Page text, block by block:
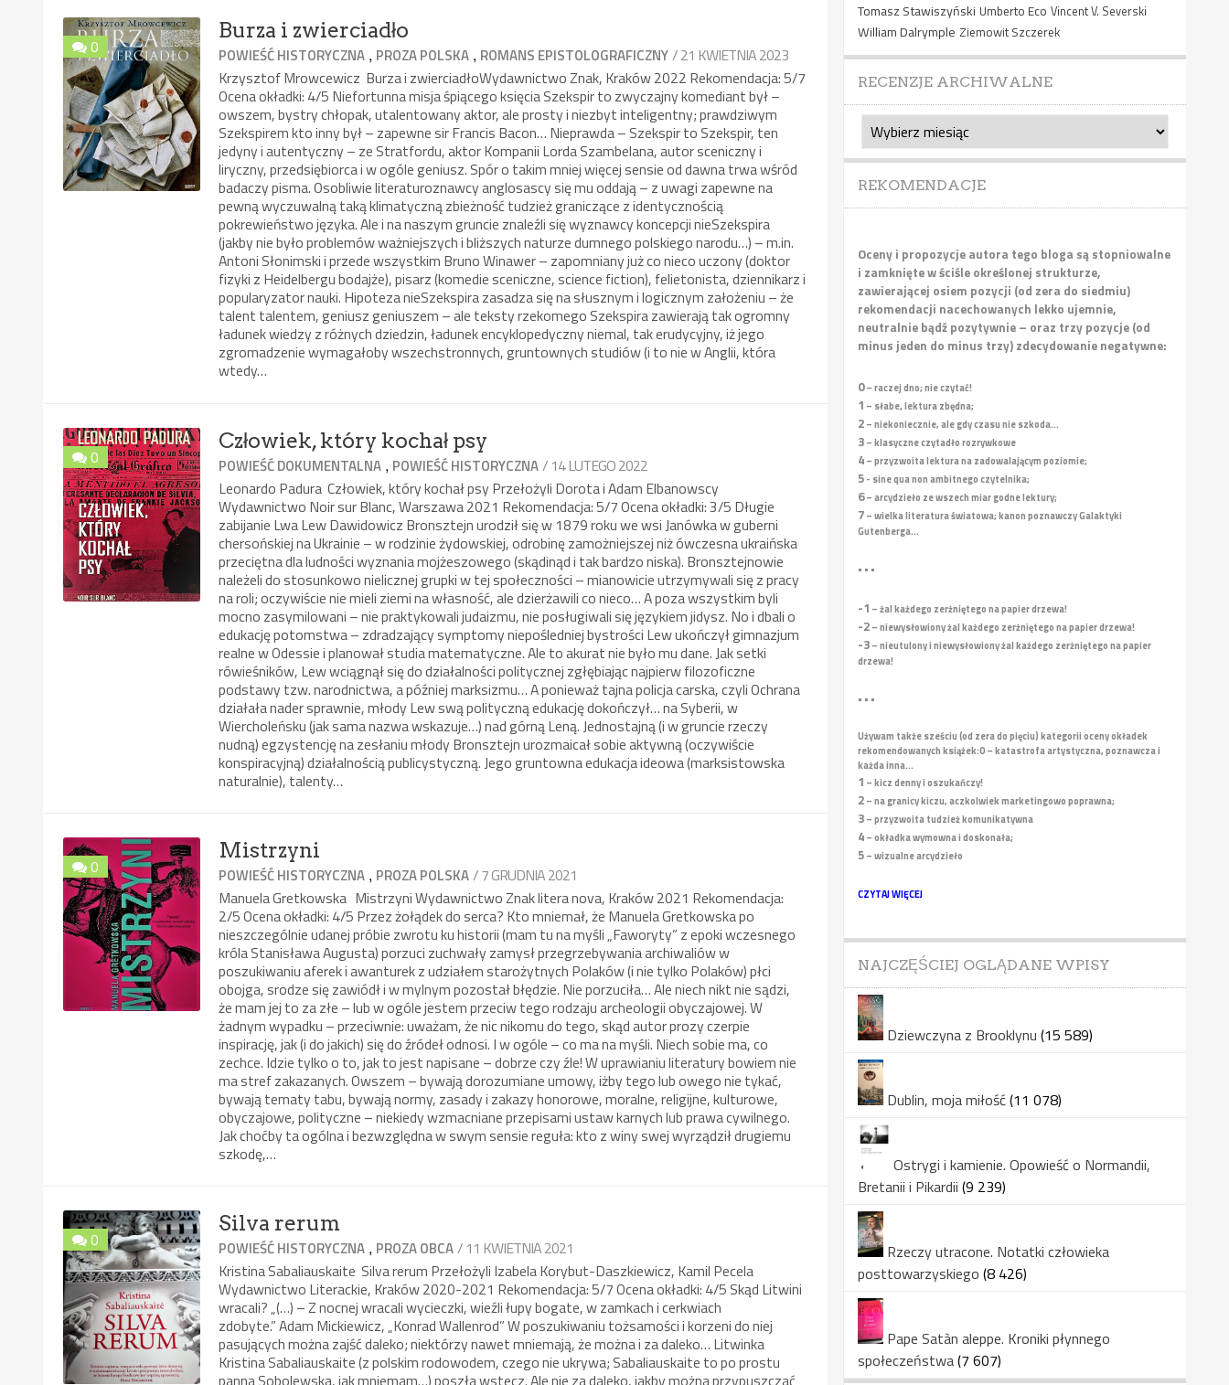
0
Burza i zwierciadło
POWIEŚĆ HISTORYCZNA , PROZA POLSKA , ROMANS EPISTOLOGRAFICZNY/ 21 KWIETNIA 2023
Krzysztof Mrowcewicz Burza i zwierciadłoWydawnictwo Znak, Kraków 2022 Rekomendacja: 5/7
Ocena okładki: 4/5 Niefortunna misja śpiącego księcia Szekspir to zwyczajny komediant był –
owszem, bystry chłopak, utalentowany aktor, ale prosty i niezbyt inteligentny; prawdziwym
Szekspirem kto inny był – zapewne sir Francis Bacon… Nieprawda – Szekspir to Szekspir, ten
jedyny i autentyczny – ze Stratfordu, aktor Kompanii Lorda Szambelana, autor sceniczny i
liryczny, przedsiębiorca i w ogóle geniusz. Spór o takim mniej więcej sensie od dawna trwa wśród
badaczy pisma. Osobliwie literaturoznawcy anglosascy się mu oddają – z uwagi zapewne na
pewną wyczuwalną taką klimatyczną zbieżność tudzież graniczące z identycznością
pokrewieństwo języka. Ale i na naszym gruncie znaleźli się wyznawcy koncepcji nieSzekspira
(jakby nie było problemów ważniejszych i bliższych naturze dumnego polskiego narodu…) – m.in.
Antoni Słonimski i przede wszystkim Bruno Winawer – zapomniany już co nieco uczony (doktor
fizyki z Heidelbergu bodajże), pisarz (komedie sceniczne, science fiction), felietonista, dziennikarz i
popularyzator nauki. Hipoteza nieSzekspira zasadza się na słusznym i logicznym założeniu – że
talent talentem, geniusz geniuszem – ale teksty rzekomego Szekspira zawierają tak ogromny
ładunek wiedzy z różnych dziedzin, ładunek encyklopedyczny niemal, tak erudycyjny, iż jego
zgromadzenie wymagałoby wszechstronnych, gruntownych studiów (i to nie w Anglii, która
wtedy…
0
Człowiek, który kochał psy
POWIEŚĆ DOKUMENTALNA , POWIEŚĆ HISTORYCZNA/ 14 LUTEGO 2022
Leonardo Padura Człowiek, który kochał psy Przełożyli Dorota i Adam Elbanowscy
Wydawnictwo Noir sur Blanc, Warszawa 2021 Rekomendacja: 5/7 Ocena okładki: 3/5 Długie
zabijanie Lwa Lew Dawidowicz Bronsztejn urodził się w 1879 roku we wsi Janówka w guberni
chersońskiej na Ukrainie – w rodzinie żydowskiej, odrobinę zamożniejszej niż ówczesna ukraińska
przeciętna dla ludności wyznania mojżeszowego (skądinąd i tak bardzo niska). Bronsztejnowie
należeli do stosunkowo nielicznej grupki w tej społeczności – mianowicie utrzymywali się z pracy
na roli; oczywiście nie mieli ziemi na własność, ale dzierżawili co nieco… A poza wszystkim byli
mocno zasymilowani – nie praktykowali judaizmu, nie posługiwali się językiem jidysz. No i dbali o
edukację potomstwa – zdradzający symptomy niepośledniej bystrości Lew ukończył gimnazjum
realne w Odessie i planował studia matematyczne. Ale to akurat nie było mu dane. Jak setki
rówieśników, Lew wciągnął się do działalności politycznej zgłębiając najpierw filozoficzne
podstawy tzw. narodnictwa, a później marksizmu… A ponieważ tajna policja carska, czyli Ochrana
działała nader sprawnie, młody Lew swą polityczną edukację dokończył… na Syberii, w
Wiercholeńsku (jak sama nazwa wskazuje…) nad górną Leną. Jednostajną (i w gruncie rzeczy
nudną) egzystencję na zesłaniu młody Bronsztejn urozmaicał sobie aktywną (oczywiście
konspiracyjną) działalnością publicystyczną. Jego gruntowna edukacja ideowa (marksistowska
naturalnie), talenty…
0
Mistrzyni
POWIEŚĆ HISTORYCZNA , PROZA POLSKA/ 7 GRUDNIA 2021
Manuela Gretkowska Mistrzyni Wydawnictwo Znak litera nova, Kraków 2021 Rekomendacja:
2/5 Ocena okładki: 4/5 Przez żołądek do serca? Kto mniemał, że Manuela Gretkowska po
nieszczególnie udanej próbie zwrotu ku historii (mam tu na myśli „Faworyty” z epoki wczesnego
króla Stanisława Augusta) porzuci zuchwały zamysł przegrzebywania archiwaliów w
poszukiwaniu aferek i awanturek z udziałem starożytnych Polaków (i nie tylko Polaków) płci
obojga, srodze się zawiódł i w mylnym pozostał błędzie. Nie porzuciła… Ale niech nikt nie sądzi,
że mam jej to za złe – lub w ogóle jestem przeciw tego rodzaju archeologii obyczajowej. W
żadnym wypadku – przeciwnie: uważam, że nic nikomu do tego, skąd autor prozy czerpie
inspirację, jak (i do jakich) się do źródeł odnosi. I w ogóle – co ma na myśli. Niech sobie ma, co
zechce. Idzie tylko o to, jak to jest napisane – dobrze czy źle! W uprawianiu literatury bowiem nie
ma stref zakazanych. Owszem – bywają dorozumiane umowy, iżby tego lub owego nie tykać,
bywają tematy tabu, bywają normy, zasady i zakazy honorowe, moralne, religijne, kulturowe,
obyczajowe, polityczne – niekiedy wzmacniane przepisami ustaw karnych lub prawa cywilnego.
Jak choćby ta ogólna i bezwzględna w swym sensie reguła: kto z winy swej wyrządził drugiemu
szkodę,…
0
Silva rerum
POWIEŚĆ HISTORYCZNA , PROZA OBCA/ 11 KWIETNIA 2021
Kristina Sabaliauskaite Silva rerum Przełożyli Izabela Korybut-Daszkiewicz, Kamil Pecela
Wydawnictwo Literackie, Kraków 2020-2021 Rekomendacja: 5/7 Ocena okładki: 4/5 Skąd Litwini
wracali? „(…) – Z nocnej wracali wycieczki, wieźli łupy bogate, w zamkach i cerkwiach
zdobyte.” Adam Mickiewicz, „Konrad Wallenrod” W poszukiwaniu tożsamości i korzeni do niej
pasujących można zajść daleko; niektórzy nawet mniemają, że można i za daleko… Litwinka
Kristina Sabaliauskaite (z polskim rodowodem, czego nie ukrywa; Sabaliauskaite to po prostu
panna Sobolewska, jak mniemam…) poszła wstecz. Ale nie za daleko, jakby można przypuszczać
Tomasz Stawiszyński Umberto Eco Vincent V. Severski
William Dalrymple Ziemowit Szczerek
RECENZJE ARCHIWALNE
Recenzje
archiwalne
REKOMENDACJE
Oceny i propozycje autora tego bloga są stopniowalne
i zamknięte w ściśle określonej strukturze,
zawierającej osiem pozycji (od zera do siedmiu)
rekomendacji nacechowanych lekko ujemnie,
neutralnie bądź pozytywnie – oraz trzy pozycje (od
minus jeden do minus trzy) zdecydowanie negatywne:
0– raczej dno; nie czytać!
1 – słabe, lektura zbędna;
2– niekoniecznie, ale gdy czasu nie szkoda...
3– klasyczne czytadło rozrywkowe
4– przyzwoita lektura na zadowalającym poziomie;
5- sine qua non ambitnego czytelnika;
6– arcydzieło ze wszech miar godne lektury;
7– wielka literatura światowa; kanon poznawczy Galaktyki
Gutenberga...
• • •
-1 – żal każdego zerżniętego na papier drzewa!
-2– niewysłowiony żal każdego zerżniętego na papier drzewa!
-3– nieutulony i niewysłowiony żal każdego zerżniętego na papier
drzewa!
• • •
Używam także sześciu (od zera do pięciu) kategorii oceny okładek
rekomendowanych książek:0 – katastrofa artystyczna, poznawcza i
każda inna...
1 – kicz denny i oszukańczy!
2– na granicy kiczu, aczkolwiek marketingowo poprawna;
3– przyzwoita tudzież komunikatywna
4– okładka wymowna i doskonała;
5– wizualne arcydzieło
CZYTAJ WIĘCEJ
NAJCZĘŚCIEJ OGLĄDANE WPISY
Dziewczyna z Brooklynu (15 589)
Dublin, moja miłość(11 078)
Ostrygi i kamienie. Opowieść o Normandii,
Bretanii i Pikardii (9 239)
Rzeczy utracone. Notatki człowieka
posttowarzyskiego (8 426)
Pape Satàn aleppe. Kroniki płynnego
społeczeństwa(7 607)